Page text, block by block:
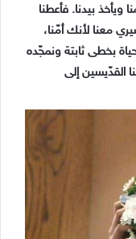
بيدنا. فأعطنا
معنا لأنك أمّنا،
بخطى ثابتة ونمجّده
القدّيسين إلى